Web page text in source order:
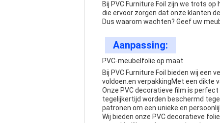
Bij PVC Furniture Foil zijn we trots
die ervoor zorgen dat onze klanten
Dus waarom wachten? Geef uw
Aanpassing:
PVC-meubelfolie op maat
Bij PVC Furniture Foil bieden wij
voldoen.en verpakkingMet een dikte
Onze PVC decoratieve film is
tegelijkertijd worden beschermd
patronen om een unieke en
Wij bieden onze PVC decoratieve